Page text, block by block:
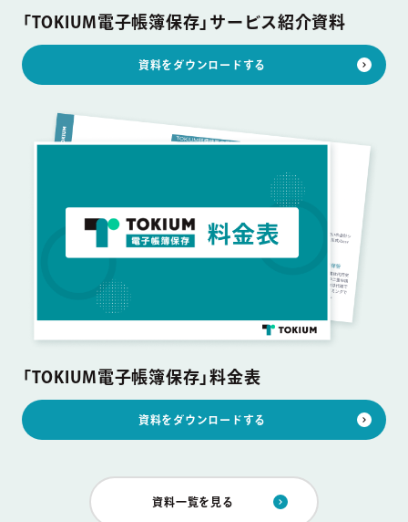
「TOKIUM電子帳簿保存」サービス紹介資料
資料をダウンロードする
「TOKIUM電子帳簿保存」料金表
資料をダウンロードする
資料一覧を見る